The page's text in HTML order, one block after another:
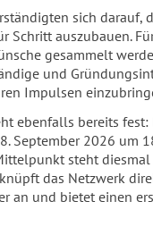
sich
Schritt auszubauen.
gesammelt
und
Impulsen
ebenfalls bereits
September 2026 um
steht
das Netzwerk
an und bietet einen